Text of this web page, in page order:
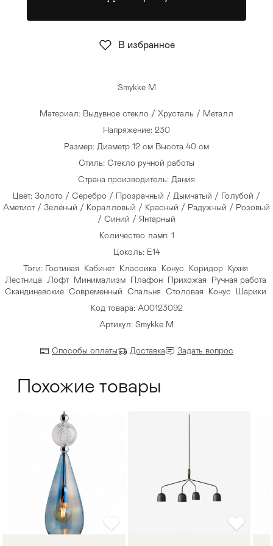
Стулья >
Smykke M
Материал: Выдувное стекло / Хрусталь / Металл
Напряжение: 230
Размер: Диаметр 12 см Высота 40 см
Стиль: Стекло ручной работы
Страна производитель: Дания
Цвет: Золото / Серебро / Прозрачный / Дымчатый / Голубой /
Аметист / Зелёный / Коралловый / Красный / Радужный / Розовый
/ Синий / Янтарный
Количество ламп: 1
Цоколь: E14
Тэги: Гостиная Кабинет Классика Конус Коридор Кухня
Лестница Лофт Минимализм Плафон Прихожая Ручная работа
Скандинавские Современный Спальня Столовая Конус Шарики
Код товара: A00123092
Артикул: Smykke M
Способы оплаты Доставка Задать вопрос
В избранное
Похожие товары